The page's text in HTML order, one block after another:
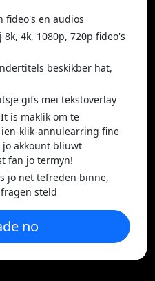
fideo's en audios
8k, 4k, 1080p, 720p fideo's
beskikber hat,
gifs mei tekstoverlay
is maklik om te
klik-annulearring fine
akkount bliuwt
fan jo termyn!
jo net tefreden binne,
steld
no